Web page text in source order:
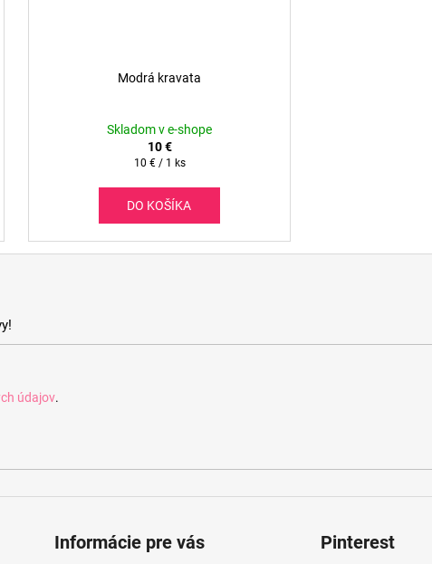
Modrá kravata
Skladom v e-shope
10 €
Jednotková
10 € / 1 ks
DO KOŠÍKA
údajov.
Informácie pre vás Pinterest